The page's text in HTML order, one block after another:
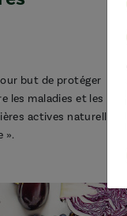
but de protéger
les maladies et les
actives naturelles,
».